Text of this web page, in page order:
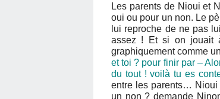
Les parents de Nioui et
oui ou pour un non. Le
lui reproche de ne pas
assez ! Et si on jouait
graphiquement comme
et toi ? pour finir par –
du tout ! voilà tu es
entre les parents… Nioui
un non ? demande